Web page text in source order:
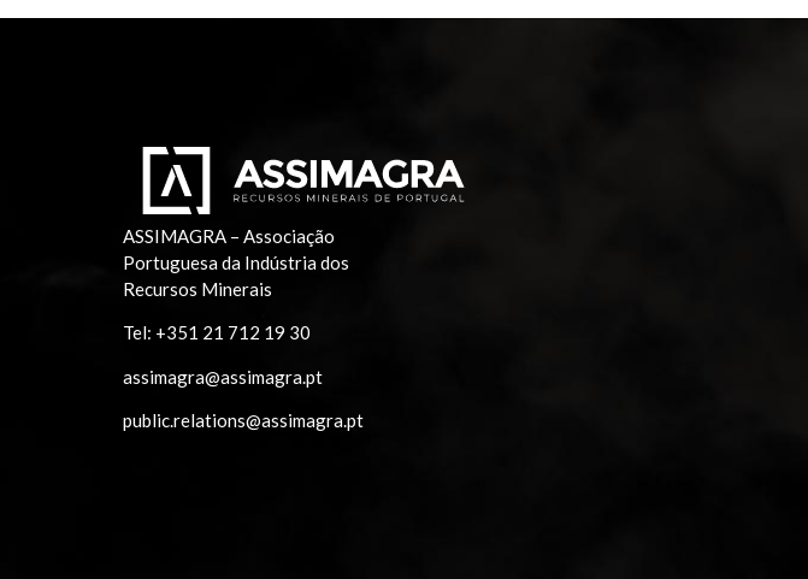
ASSIMAGRA – Associação
Portuguesa da Indústria dos
Recursos Minerais
Tel: +351 21 712 19 30
assimagra@assimagra.pt
public.relations@assimagra.pt